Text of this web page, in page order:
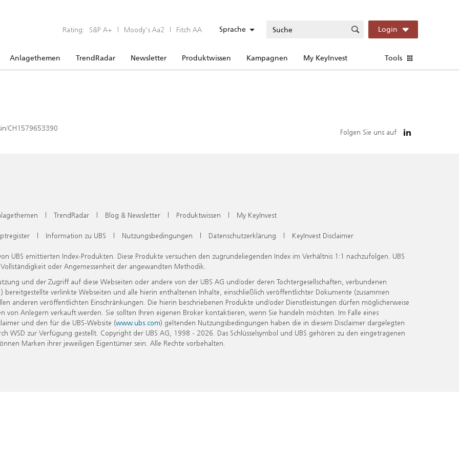
Rating: S&P A+ | Moody’s Aa2 | Fitch AA Sprache Login
Anlagethemen TrendRadar Newsletter Produktwissen Kampagnen My KeyInvest Tools
CH1579653390 Folgen Sie uns auf
| TrendRadar | Blog & Newsletter | Produktwissen | My KeyInvest
| Information zu UBS | Nutzungsbedingungen | Datenschutzerklärung | KeyInvest Disclaimer
UBS emittierten Index-Produkten. Diese Produkte versuchen den zugrundeliegenden Index im Verhältnis 1:1 nachzufolgen. UBS
oder Angemessenheit der angewandten Methodik.
und der Zugriff auf diese Webseiten oder andere von der UBS AG und/oder deren Tochtergesellschaften, verbundenen
verlinkte Webseiten und alle hierin enthaltenen Inhalte, einschließlich veröffentlichter Dokumente (zusammen
anderen veröffentlichten Einschränkungen. Die hierin beschriebenen Produkte und/oder Dienstleistungen dürfen möglicherweise
Anlegern verkauft werden. Sie sollten Ihren eigenen Broker kontaktieren, wenn Sie handeln möchten. Im Falle eines
und den für die UBS-Website (www.ubs.com) geltenden Nutzungsbedingungen haben die in diesem Disclaimer dargelegten
zur Verfügung gestellt. Copyright der UBS AG, 1998 - 2026. Das Schlüsselsymbol und UBS gehören zu den eingetragenen
Marken ihrer jeweiligen Eigentümer sein. Alle Rechte vorbehalten.